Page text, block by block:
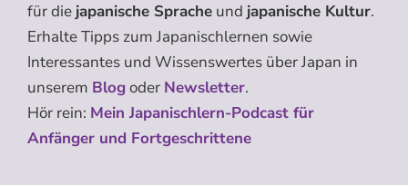
für die japanische Sprache und japanische Kultur.
Erhalte Tipps zum Japanischlernen sowie
Interessantes und Wissenswertes über Japan in
unserem Blogoder Newsletter.
Hör rein: Mein Japanischlern-Podcast für
Anfänger und Fortgeschrittene